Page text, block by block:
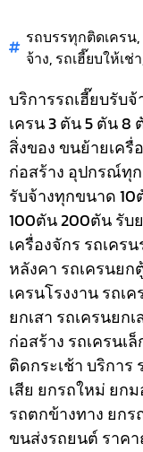
รถบรรทุกติดเครน,
จ้าง, รถเฮี๊ยบให้เช่า
บริการรถเฮี๊ยบรับ
เครน 3 ตัน 5 ตัน
สิ่งของ ขนย้ายเค
ก่อสร้าง อุปกรณ์ทุ
รับจ้างทุกขนาด
100ตัน 200ตัน รับ
เครื่องจักร รถเคร
หลังคา รถเครนยก
เครนโรงงาน รถเ
ยกเสา รถเครนยก
ก่อสร้าง รถเครนเ
ติดกระเช้าบริการ
เสีย ยกรถใหม่ ยก
รถตกข้างทาง ยก
ขนส่งรถยนต์ ราค